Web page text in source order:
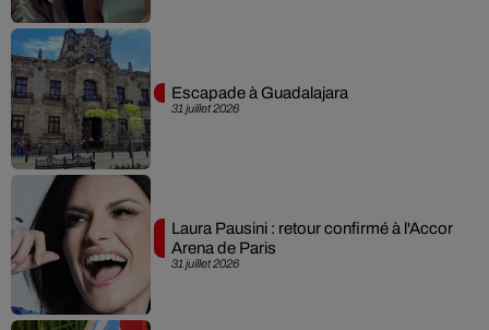
31 juillet 2026
Escapade à Guadalajara
31 juillet 2026
Laura Pausini : retour confirmé à l'Accor
Arena de Paris